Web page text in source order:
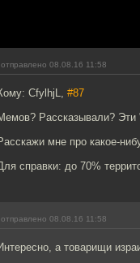
отправлено 08.08.16 11:58
CfylhjL, #87
Рассказывали?
мне про какое-
справки: до 70%
отправлено 08.08.16 11:58
а товарищи